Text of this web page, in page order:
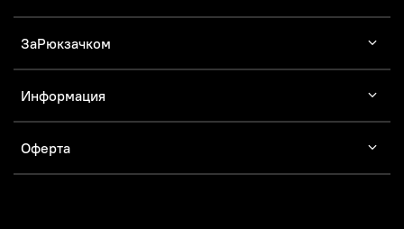
ЗаРюкзачком
Информация
Оферта